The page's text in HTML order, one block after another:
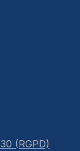
(RGPD)